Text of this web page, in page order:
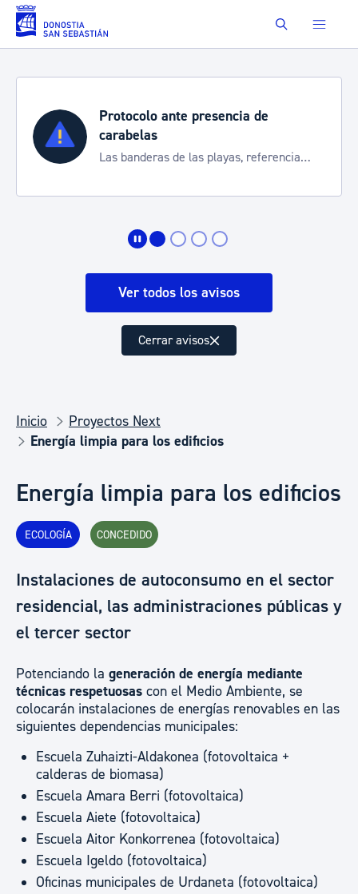
Saltar al contenido principal Buscar
Protocolo ante presencia de
carabelas
Las banderas de las playas, referencia
Ver todos los avisos
Cerrar avisos
Inicio
Proyectos Next
Energía limpia para los edificios
Energía limpia para los edificios
ECOLOGÍA CONCEDIDO
Instalaciones de autoconsumo en el sector
residencial, las administraciones públicas y
el tercer sector
Potenciando la generación de energía mediante
técnicas respetuosas con el Medio Ambiente, se
colocarán instalaciones de energías renovables en las
siguientes dependencias municipales:
Escuela Zuhaizti-Aldakonea (fotovoltaica +
calderas de biomasa)
Escuela Amara Berri (fotovoltaica)
Escuela Aiete (fotovoltaica)
Escuela Aitor Konkorrenea (fotovoltaica)
Escuela Igeldo (fotovoltaica)
Oficinas municipales de Urdaneta (fotovoltaica)